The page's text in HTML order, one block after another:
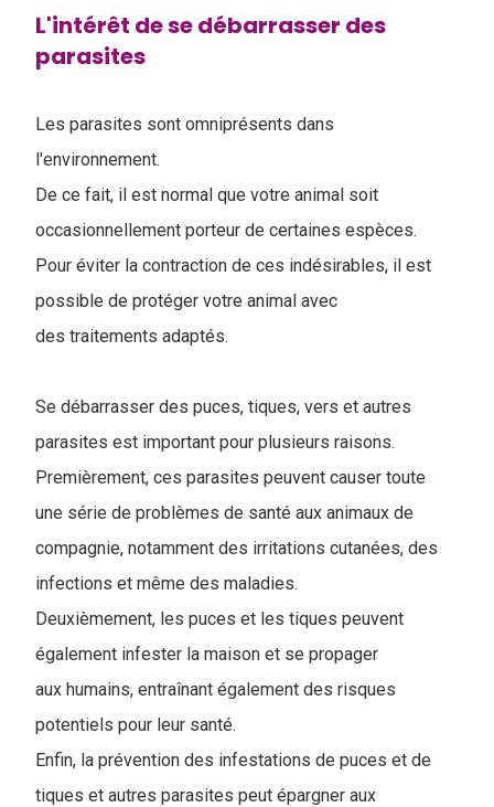
L'intérêt de se débarrasser des
parasites
Les parasites sont omniprésents dans
l'environnement.
De ce fait, il est normal que votre animal soit
occasionnellement porteur de certaines espèces.
Pour éviter la contraction de ces indésirables, il est
possible de protéger votre animal avec
des traitements adaptés.
Se débarrasser des puces, tiques, vers et autres
parasites est important pour plusieurs raisons.
Premièrement, ces parasites peuvent causer toute
une série de problèmes de santé aux animaux de
compagnie, notamment des irritations cutanées, des
infections et même des maladies.
Deuxièmement, les puces et les tiques peuvent
également infester la maison et se propager
aux humains, entraînant également des risques
potentiels pour leur santé.
Enfin, la prévention des infestations de puces et de
tiques et autres parasites peut épargner aux